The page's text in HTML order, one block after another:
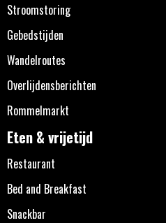
Stroomstoring
Gebedstijden
Wandelroutes
Overlijdensberichten
Rommelmarkt
Eten & vrijetijd
Restaurant
Bed and Breakfast
Snackbar